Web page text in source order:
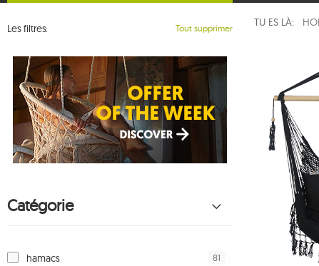
Les filtres: Tout supprimer
Catégorie
hamacs 81
TU ES LÀ: